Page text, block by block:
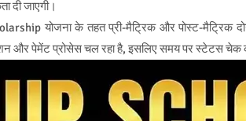
दी जाएगी।
योजना के तहत प्री-मैट्रिक और पोस्ट-मैट्रिक
और पेमेंट प्रोसेस चल रहा है, इसलिए समय पर स्टेटस चेक